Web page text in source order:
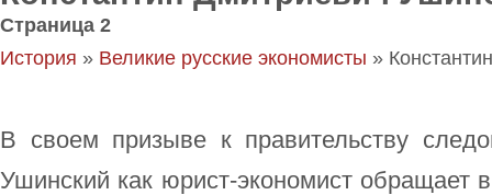
Страница 2
История » Великие русские экономисты »
В своем призыве к правительству
Ушинский как юрист-экономист обращает